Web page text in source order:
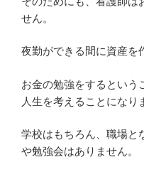
せん。
夜勤ができる間に資産を
お金の勉強をするという
人生を考えることになり
学校はもちろん、職場と
や勉強会はありません。